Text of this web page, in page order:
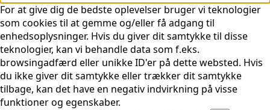
For at give dig de bedste oplevelser bruger vi teknologier
som cookies til at gemme og/eller få adgang til
enhedsoplysninger. Hvis du giver dit samtykke til disse
teknologier, kan vi behandle data som f.eks.
browsingadfærd eller unikke ID'er på dette websted. Hvis
du ikke giver dit samtykke eller trækker dit samtykke
tilbage, kan det have en negativ indvirkning på visse
funktioner og egenskaber.